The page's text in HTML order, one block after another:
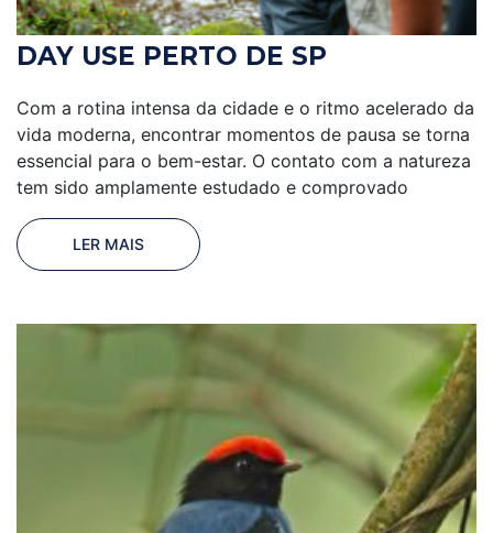
DAY USE PERTO DE SP
Com a rotina intensa da cidade e o ritmo acelerado da
vida moderna, encontrar momentos de pausa se torna
essencial para o bem-estar. O contato com a natureza
tem sido amplamente estudado e comprovado
LER MAIS